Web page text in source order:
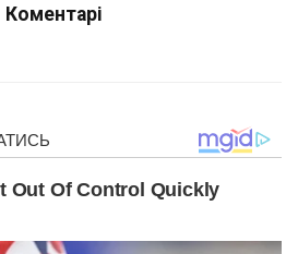
Коментарі